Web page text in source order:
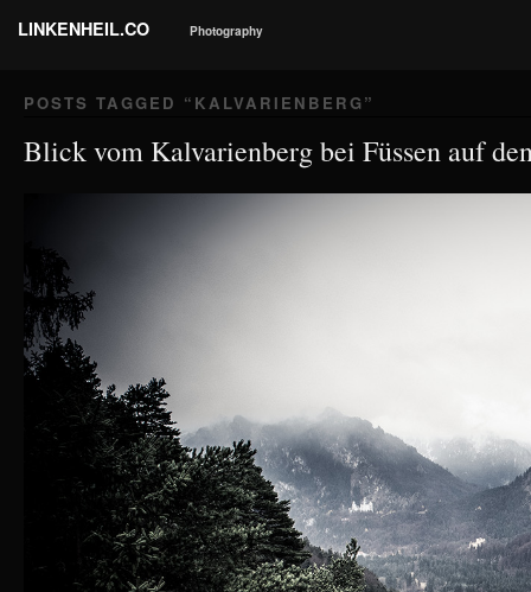
LINKENHEIL.CO Photography
POSTS TAGGED “ KALVARIENBERG”
Blick vom Kalvarienberg bei Füssen auf